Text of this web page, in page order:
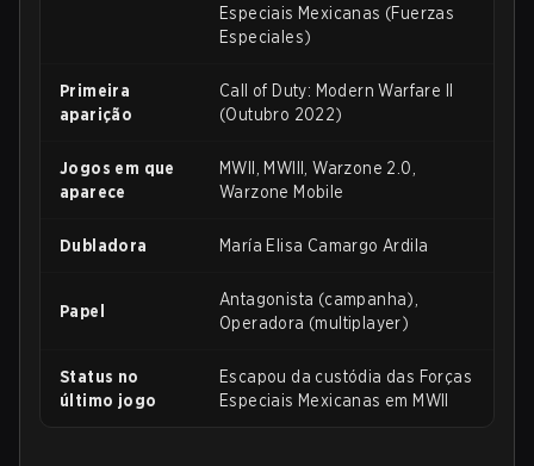
Especiais Mexicanas (Fuerzas
Especiales)
Primeira
aparição
Call of Duty: Modern Warfare II
(Outubro 2022)
Jogos em que
aparece
MWII, MWIII, Warzone 2.0,
Warzone Mobile
Dubladora María Elisa Camargo Ardila
Papel
Antagonista (campanha),
Operadora (multiplayer)
Status no
último jogo
Escapou da custódia das Forças
Especiais Mexicanas em MWII